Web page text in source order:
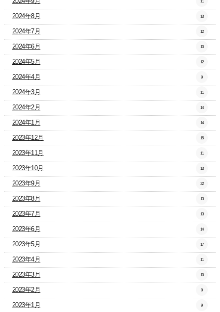
2024年8月 13
2024年7月 12
2024年6月 10
2024年5月 12
2024年4月 9
2024年3月 11
2024年2月 14
2024年1月 14
2023年12月 15
2023年11月 11
2023年10月 13
2023年9月 22
2023年8月 13
2023年7月 13
2023年6月 14
2023年5月 17
2023年4月 11
2023年3月 10
2023年2月 9
2023年1月 9